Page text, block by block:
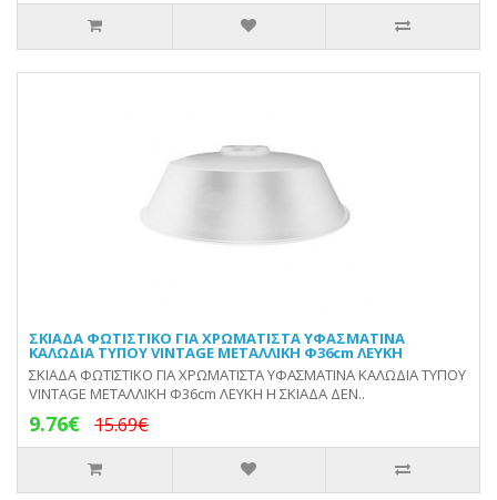
ΣΚΙΑΔΑ ΦΩΤΙΣΤΙΚΟ ΓΙΑ ΧΡΩΜΑΤΙΣΤΑ ΥΦΑΣΜΑΤΙΝΑ
ΚΑΛΩΔΙΑ ΤΥΠΟΥ VINTAGE ΜΕΤΑΛΛΙΚΗ Φ36cm ΛΕΥΚΗ
ΣΚΙΑΔΑ ΦΩΤΙΣΤΙΚΟ ΓΙΑ ΧΡΩΜΑΤΙΣΤΑ ΥΦΑΣΜΑΤΙΝΑ ΚΑΛΩΔΙΑ ΤΥΠΟΥ
VINTAGE ΜΕΤΑΛΛΙΚΗ Φ36cm ΛΕΥΚΗ Η ΣΚΙΑΔΑ ΔΕΝ..
9.76€ 15.69€